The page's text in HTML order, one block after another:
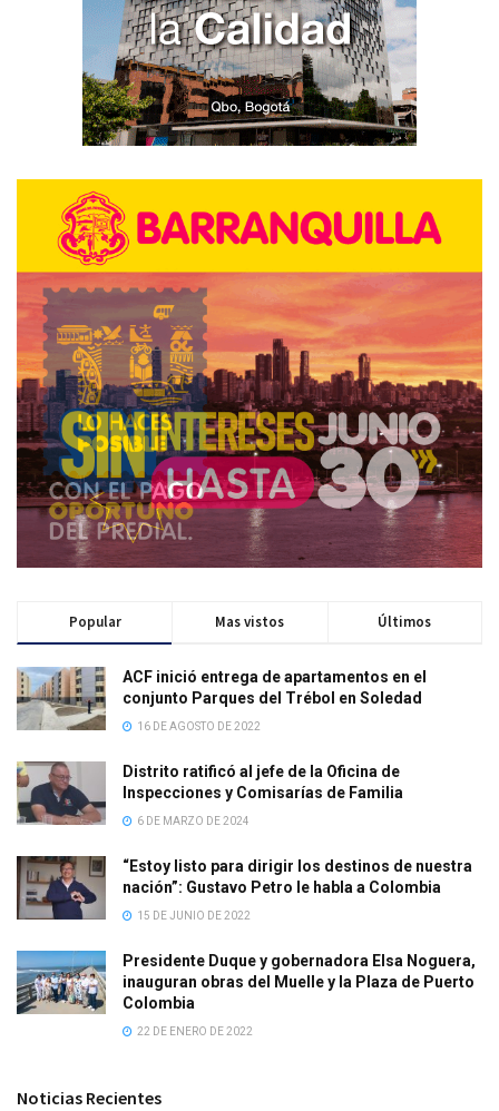
Popular Mas vistos Últimos
ACF inició entrega de apartamentos en el
conjunto Parques del Trébol en Soledad
16 DE AGOSTO DE 2022
Distrito ratificó al jefe de la Oficina de
Inspecciones y Comisarías de Familia
6 DE MARZO DE 2024
“Estoy listo para dirigir los destinos de nuestra
nación”: Gustavo Petro le habla a Colombia
15 DE JUNIO DE 2022
Presidente Duque y gobernadora Elsa Noguera,
inauguran obras del Muelle y la Plaza de Puerto
Colombia
22 DE ENERO DE 2022
Noticias Recientes